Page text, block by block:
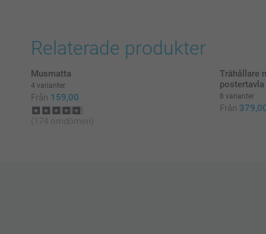
Relaterade produkter
Musmatta
4 varianter
Från 159,00
(174 omdömen)
Trähållare
8 varianter
Från